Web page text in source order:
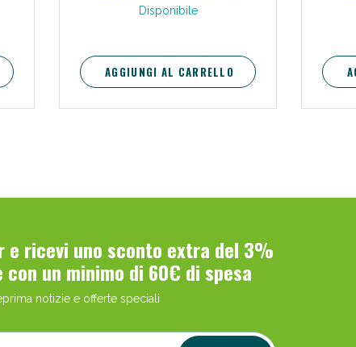
Disponibile
AGGIUNGI AL CARRELLO
ricevi uno sconto extra del 3%
un minimo di 60€ di spesa
notizie e offerte speciali